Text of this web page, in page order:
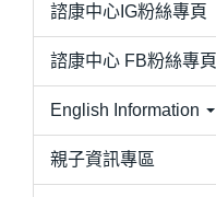
諮康中心IG粉絲專頁
諮康中心 FB粉絲專頁
English Information
親子資訊專區